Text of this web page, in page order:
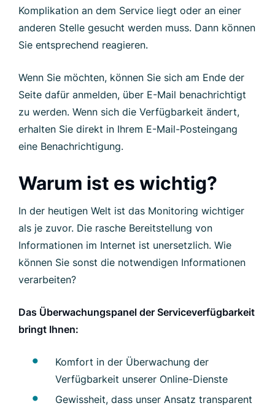
Komplikation an dem Service liegt oder an einer
anderen Stelle gesucht werden muss. Dann können
Sie entsprechend reagieren.
Wenn Sie möchten, können Sie sich am Ende der
Seite dafür anmelden, über E-Mail benachrichtigt
zu werden. Wenn sich die Verfügbarkeit ändert,
erhalten Sie direkt in Ihrem E-Mail-Posteingang
eine Benachrichtigung.
Warum ist es wichtig?
In der heutigen Welt ist das Monitoring wichtiger
als je zuvor. Die rasche Bereitstellung von
Informationen im Internet ist unersetzlich. Wie
können Sie sonst die notwendigen Informationen
verarbeiten?
Das Überwachungspanel der Serviceverfügbarkeit
bringt Ihnen:
Komfort in der Überwachung der
Verfügbarkeit unserer Online-Dienste
Gewissheit, dass unser Ansatz transparent